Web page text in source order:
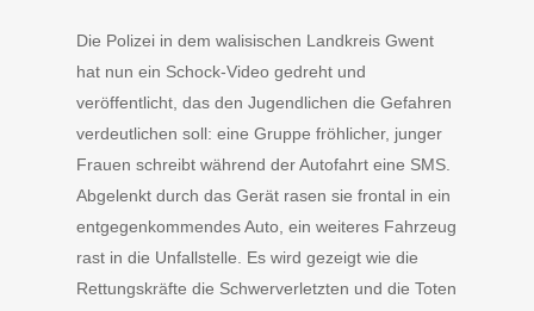
Die Polizei in dem walisischen Landkreis Gwent
hat nun ein Schock-Video gedreht und
veröffentlicht, das den Jugendlichen die Gefahren
verdeutlichen soll: eine Gruppe fröhlicher, junger
Frauen schreibt während der Autofahrt eine SMS.
Abgelenkt durch das Gerät rasen sie frontal in ein
entgegenkommendes Auto, ein weiteres Fahrzeug
rast in die Unfallstelle. Es wird gezeigt wie die
Rettungskräfte die Schwerverletzten und die Toten